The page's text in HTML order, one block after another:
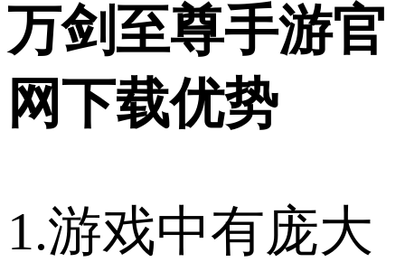
万剑至尊手游官
网下载优势
1.游戏中有庞大